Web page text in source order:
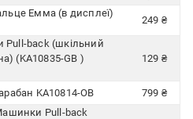
Емма (в дисплеї)
249 ₴
back (шкільний
(KA10835-GB )
129 ₴
KA10814-OB
799 ₴
Pull-back